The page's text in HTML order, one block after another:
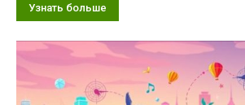
Узнать больше